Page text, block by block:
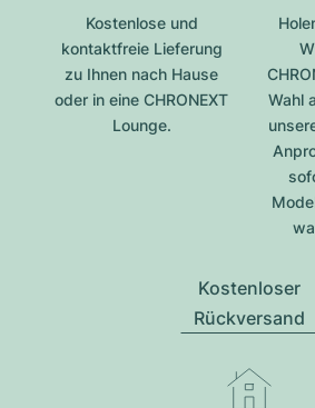
Kostenlose und
kontaktfreie Lieferung
zu Ihnen nach Hause
oder in eine CHRONEXT
Lounge.
Wahl
Kostenloser
Rückversand